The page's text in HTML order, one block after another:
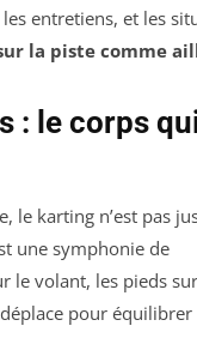
entretiens, et les
la piste comme
: le corps
le karting n’est pas
une symphonie de
le volant, les pieds sur
pour